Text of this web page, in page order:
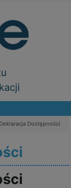
Deklaracja Dostępności